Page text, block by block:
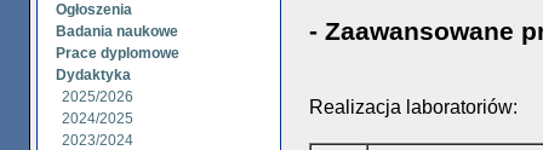
Ogłoszenia
Badania naukowe
Prace dyplomowe
Dydaktyka
2025/2026
2024/2025
2023/2024
- Zaawansowane
Realizacja laboratoriów: